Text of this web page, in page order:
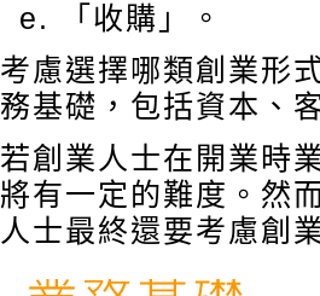
「收購」。
考慮選擇哪類創業形
務基礎，包括資本、
若創業人士在開業時
將有一定的難度。然
人士最終還要考慮創